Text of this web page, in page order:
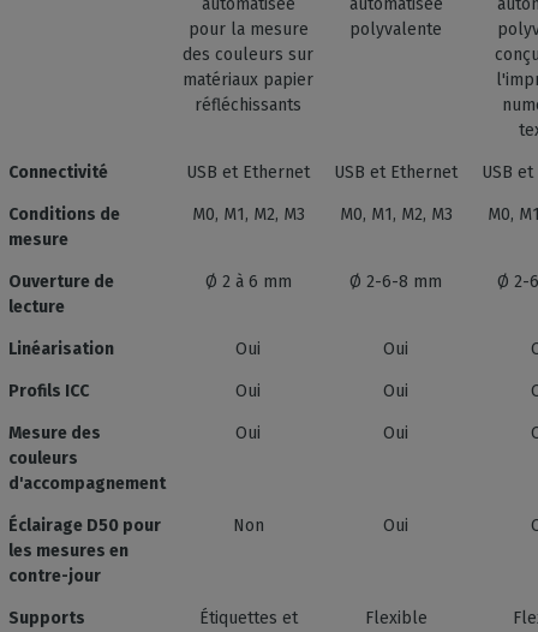
automatisée
pour la mesure
des couleurs sur
matériaux papier
réfléchissants
automatisée
polyvalente
Connectivité USB et Ethernet USB et Ethernet USB
Conditions de
mesure
M0, M1, M2, M3 M0, M1, M2, M3 M0,
Ouverture de
lecture
Ø 2 à 6 mm Ø 2-6-8 mm Ø 2-
Linéarisation Oui Oui
Profils ICC Oui Oui
Mesure des
couleurs
d'accompagnement
Oui Oui
Éclairage D50 pour
les mesures en
contre-jour
Non Oui
Supports
Étiquettes et
Flexible